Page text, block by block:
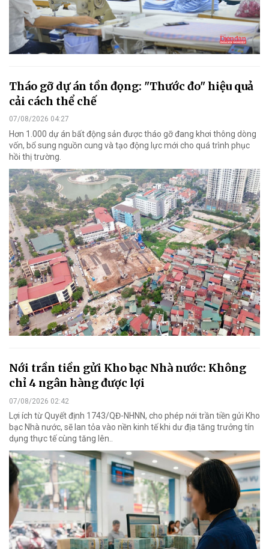
Tháo gỡ dự án tồn đọng: "Thước đo" hiệu quả
cải cách thể chế
07/08/2026 04:27
Hơn 1.000 dự án bất động sản được tháo gỡ đang khơi thông dòng
vốn, bổ sung nguồn cung và tạo động lực mới cho quá trình phục
hồi thị trường.
Nới trần tiền gửi Kho bạc Nhà nước: Không
chỉ 4 ngân hàng được lợi
07/08/2026 02:42
Lợi ích từ Quyết định 1743/QĐ-NHNN, cho phép nới trần tiền gửi Kho
bạc Nhà nước, sẽ lan tỏa vào nền kinh tế khi dư địa tăng trưởng tín
dụng thực tế cùng tăng lên..